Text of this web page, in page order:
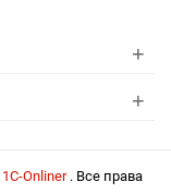
+
+
1С-Onliner . Все права